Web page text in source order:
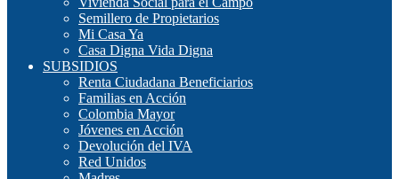
Semillero de Propietarios
Mi Casa Ya
Casa Digna Vida Digna
SUBSIDIOS
Renta Ciudadana Beneficiarios
Familias en Acción
Colombia Mayor
Jóvenes en Acción
Devolución del IVA
Red Unidos